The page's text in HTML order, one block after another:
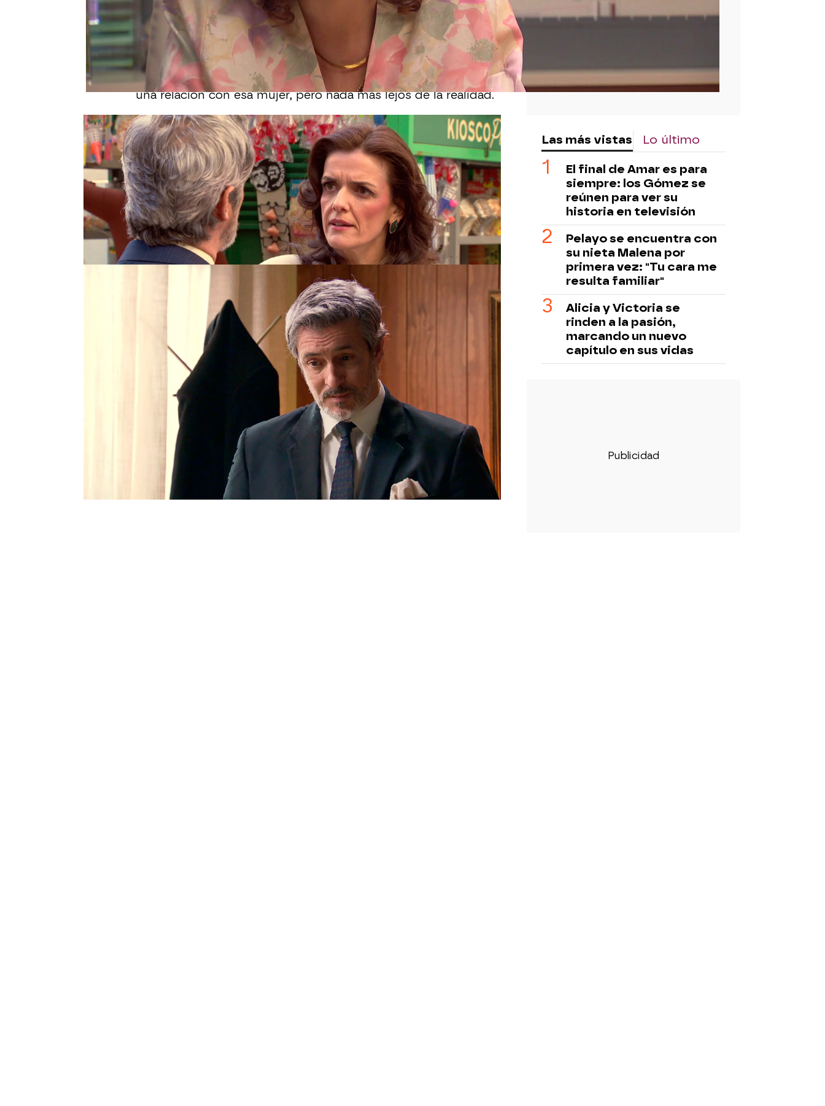
No es la primera vez que Nieves ha pillado a Vicente
con
Paola
. La prima de Manolita, muy enfadada, le ha pedido
explicaciones al empresario.
En un primer momento, la mujer ha pensado que Vicente tenía
una relación con esa mujer, pero nada más lejos de la realidad.
Vicente no confía en Nieves y así lo ha demostrado al contarle
una gran mentira sobre el vínculo que hay entre esa misteriosa
mujer y él. “Está obsesionada conmigo, hace tiempo tuvimos
una relación y no me deja en paz”, le ha asegurado.
Pero los espectadores de ‘Amar es para siempre’ saben que
Paola es la cuñada de Vicente y quiere destruirlo por haber
causado la muerte de su hermana, Olaya. ¿Descubrirá Nieves la
verdad?
Las más vistas Lo último
El final de Amar es para
siempre: los Gómez se
reúnen para ver su
historia en televisión
Pelayo se encuentra con
su nieta Malena por
primera vez: "Tu cara me
resulta familiar"
Alicia y Victoria se
rinden a la pasión,
marcando un nuevo
capítulo en sus vidas